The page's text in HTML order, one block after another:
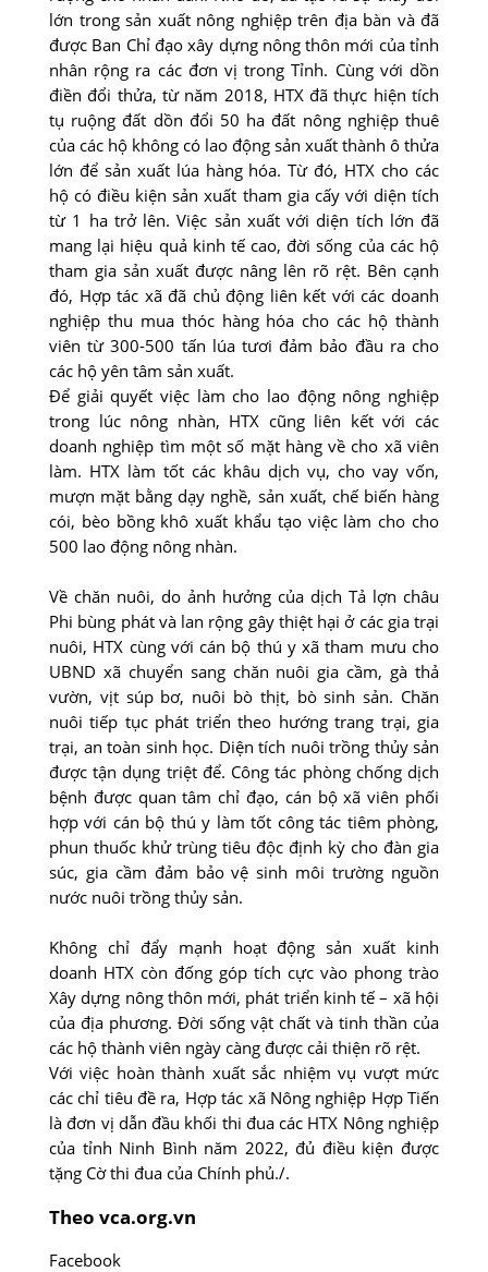
lớn trong sản xuất nông nghiệp trên địa bàn và đã
được Ban Chỉ đạo xây dựng nông thôn mới của tỉnh
nhân rộng ra các đơn vị trong Tỉnh. Cùng với dồn
điền đổi thửa, từ năm 2018, HTX đã thực hiện tích
tụ ruộng đất dồn đổi 50 ha đất nông nghiệp thuê
của các hộ không có lao động sản xuất thành ô thửa
lớn để sản xuất lúa hàng hóa. Từ đó, HTX cho các
hộ có điều kiện sản xuất tham gia cấy với diện tích
từ 1 ha trở lên. Việc sản xuất với diện tích lớn đã
mang lại hiệu quả kinh tế cao, đời sống của các hộ
tham gia sản xuất được nâng lên rõ rệt. Bên cạnh
đó, Hợp tác xã đã chủ động liên kết với các doanh
nghiệp thu mua thóc hàng hóa cho các hộ thành
viên từ 300-500 tấn lúa tươi đảm bảo đầu ra cho
các hộ yên tâm sản xuất.
Để giải quyết việc làm cho lao động nông nghiệp
trong lúc nông nhàn, HTX cũng liên kết với các
doanh nghiệp tìm một số mặt hàng về cho xã viên
làm. HTX làm tốt các khâu dịch vụ, cho vay vốn,
mượn mặt bằng dạy nghề, sản xuất, chế biến hàng
cói, bèo bồng khô xuất khẩu tạo việc làm cho cho
500 lao động nông nhàn.
Về chăn nuôi, do ảnh hưởng của dịch Tả lợn châu
Phi bùng phát và lan rộng gây thiệt hại ở các gia trại
nuôi, HTX cùng với cán bộ thú y xã tham mưu cho
UBND xã chuyển sang chăn nuôi gia cầm, gà thả
vườn, vịt súp bơ, nuôi bò thịt, bò sinh sản. Chăn
nuôi tiếp tục phát triển theo hướng trang trại, gia
trại, an toàn sinh học. Diện tích nuôi trồng thủy sản
được tận dụng triệt để. Công tác phòng chống dịch
bệnh được quan tâm chỉ đạo, cán bộ xã viên phối
hợp với cán bộ thú y làm tốt công tác tiêm phòng,
phun thuốc khử trùng tiêu độc định kỳ cho đàn gia
súc, gia cầm đảm bảo vệ sinh môi trường nguồn
nước nuôi trồng thủy sản.
Không chỉ đẩy mạnh hoạt động sản xuất kinh
doanh HTX còn đống góp tích cực vào phong trào
Xây dựng nông thôn mới, phát triển kinh tế – xã hội
của địa phương. Đời sống vật chất và tinh thần của
các hộ thành viên ngày càng được cải thiện rõ rệt.
Với việc hoàn thành xuất sắc nhiệm vụ vượt mức
các chỉ tiêu đề ra, Hợp tác xã Nông nghiệp Hợp Tiến
là đơn vị dẫn đầu khối thi đua các HTX Nông nghiệp
của tỉnh Ninh Bình năm 2022, đủ điều kiện được
tặng Cờ thi đua của Chính phủ./.
Theo vca.org.vn
Facebook